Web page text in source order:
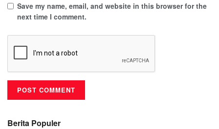
Save my name, email, and website in this browser for the
next time I comment.
Berita Populer